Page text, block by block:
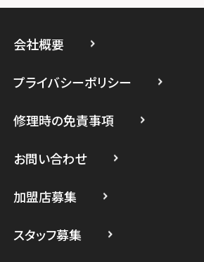
スマホスピタル たまプラーザ駅前
スマホスピタル 登戸・向ヶ丘遊園
スマホスピタル 武蔵小杉
スマホスピタル テルル上大岡
会社概要
プライバシーポリシー
修理時の免責事項
お問い合わせ
加盟店募集
スタッフ募集